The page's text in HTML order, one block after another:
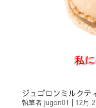
ジュゴロンミルクテ
執筆者 jugon01 | 12月